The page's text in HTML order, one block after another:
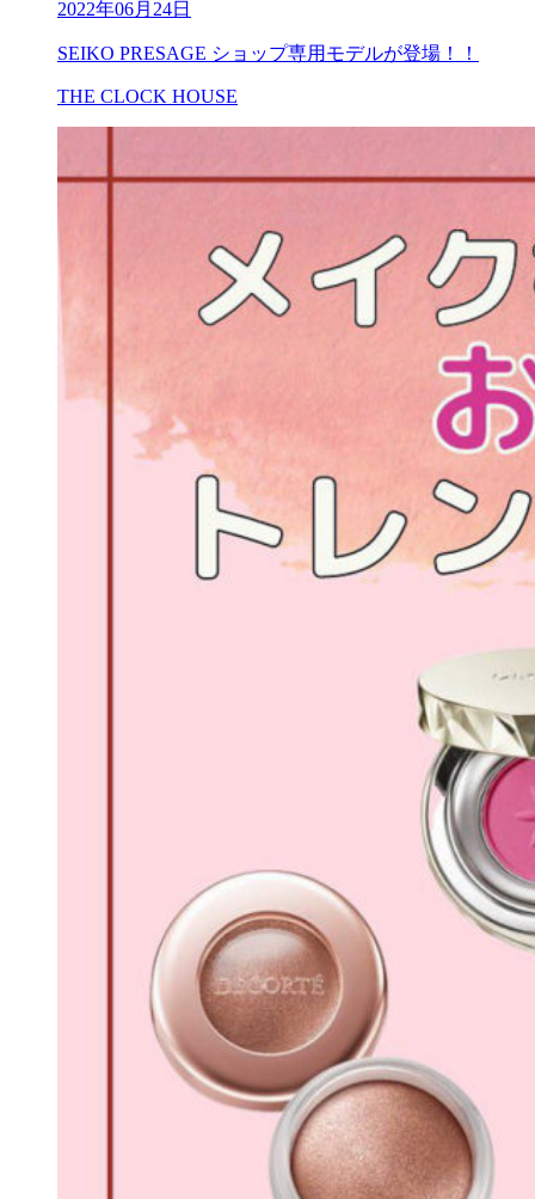
2022年06月24日
SEIKO PRESAGE ショップ専用モデルが登場！！
THE CLOCK HOUSE